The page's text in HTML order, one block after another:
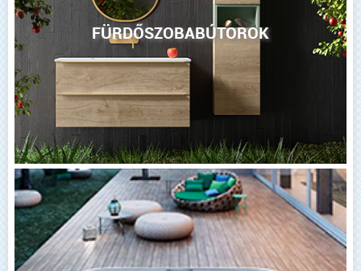
FÜRDŐSZOBABÚTOROK